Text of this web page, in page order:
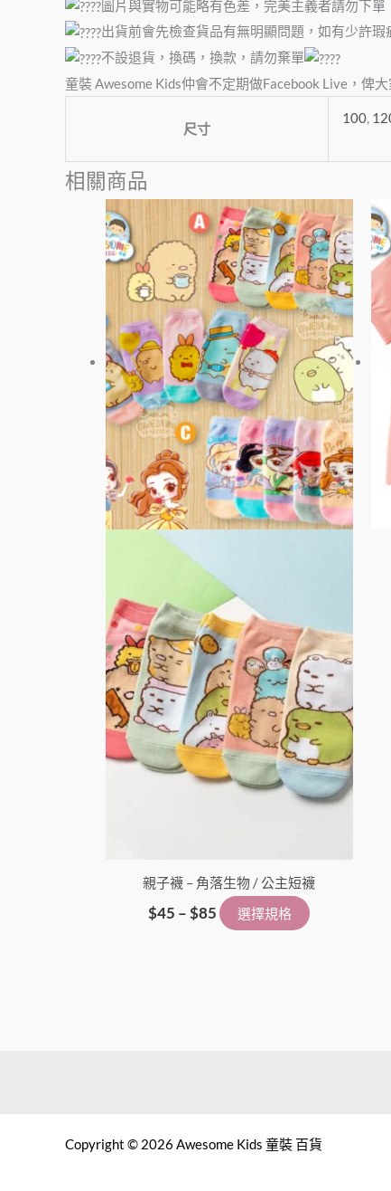
圖片與實物可能略有色差，完美主義者請勿下單
出貨前會先檢查貨品有無明顯問題，如有少許
不設退貨，換碼，換款，請勿棄單
童裝 Awesome Kids仲會不定期做Facebook Live，俾
尺寸
100,
相關商品
親子襪 – 角落生物 / 公主短襪
$45 – $85
價
格
範
圍：
$45
到
$85
選擇規格
此
產
品
有
多
種
款
式。
可
在
產
品
頁
面
項
Copyright © 2026 Awesome Kids 童裝 百貨